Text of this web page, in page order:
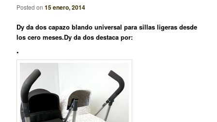
Posted on15 enero, 2014
Dy da dos capazo blando universal para sillas ligeras desde
los cero meses.Dy da dos destaca por:
•